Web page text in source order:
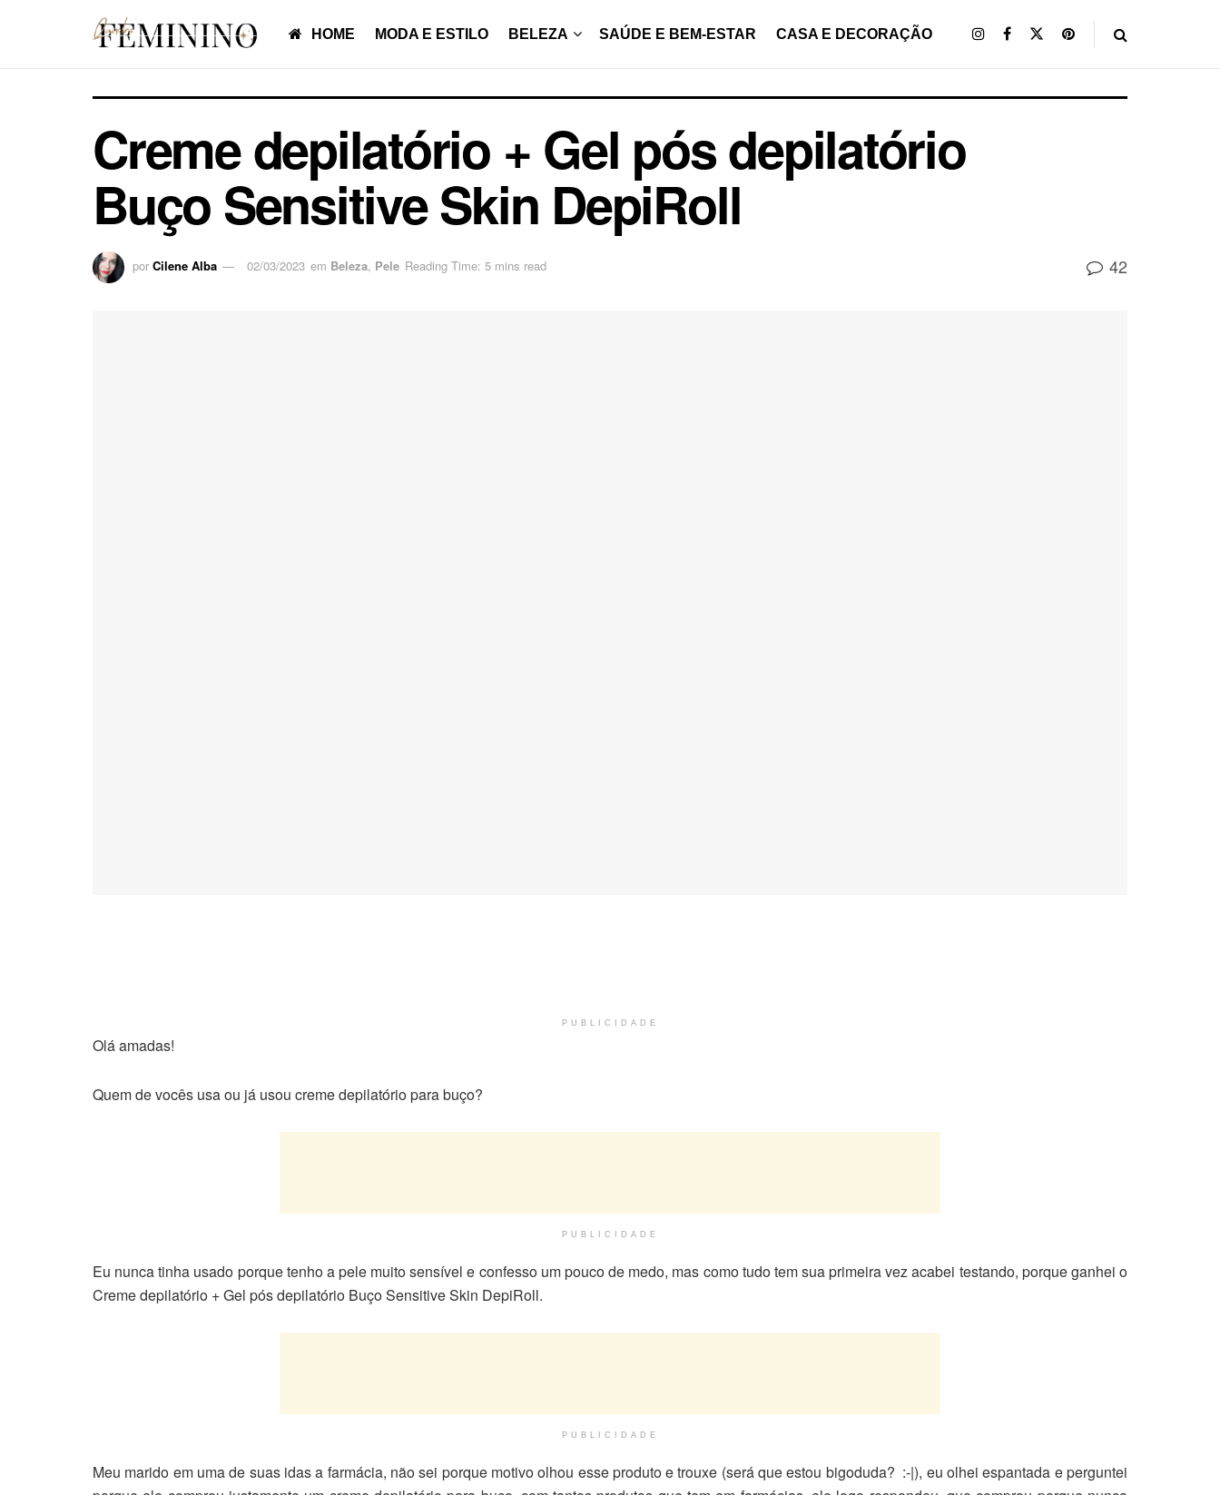
HOME MODA E ESTILO BELEZA SAÚDE E BEM-ESTAR CASA E DECORAÇÃO
Creme depilatório + Gel pós depilatório
Buço Sensitive Skin DepiRoll
por Cilene Alba 02/03/2023 em Beleza, Pele Reading Time: 5 mins read 42
PUBLICIDADE
Olá amadas!
Quem de vocês usa ou já usou creme depilatório para buço?
PUBLICIDADE
Eu nunca tinha usado porque tenho a pele muito sensível e confesso um pouco de medo, mas como tudo tem sua primeira vez acabei testando, porque ganhei o
Creme depilatório + Gel pós depilatório Buço Sensitive Skin DepiRoll.
PUBLICIDADE
Meu marido em uma de suas idas a farmácia, não sei porque motivo olhou esse produto e trouxe (será que estou bigoduda? :-|), eu olhei espantada e perguntei